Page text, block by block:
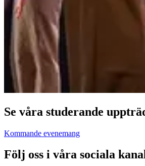
Se våra studerande
Kommande evenemang
Följ oss i våra sociala